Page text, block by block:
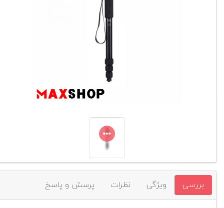
بررسی ویژگی نظرات پرسش و پاسخ